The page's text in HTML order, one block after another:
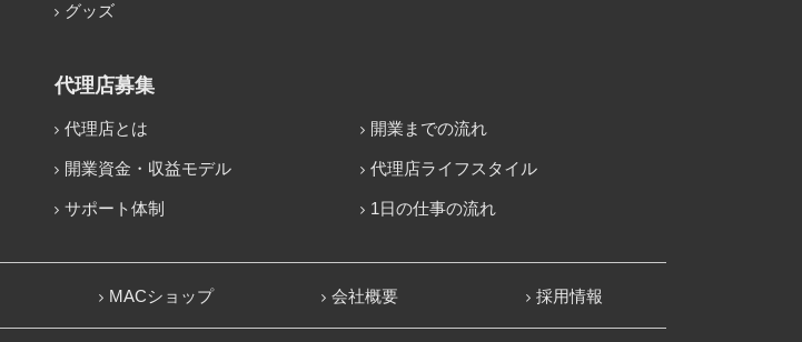
グッズ
代理店募集
代理店とは 開業までの流れ
開業資金・収益モデル 代理店ライフスタイル
サポート体制 1日の仕事の流れ
MACショップ 会社概要 採用情報